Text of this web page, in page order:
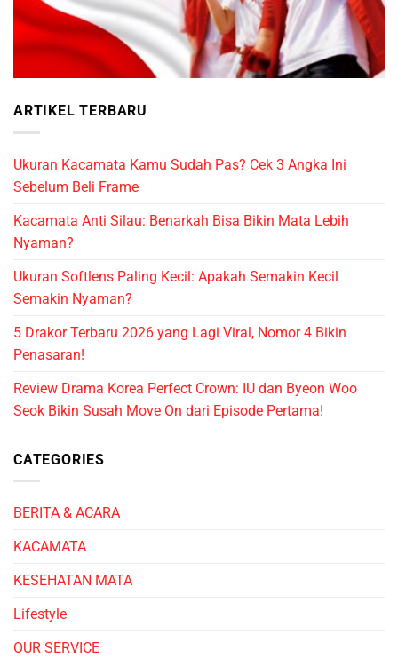
ARTIKEL TERBARU
Ukuran Kacamata Kamu Sudah Pas? Cek 3 Angka Ini
Sebelum Beli Frame
Kacamata Anti Silau: Benarkah Bisa Bikin Mata Lebih
Nyaman?
Ukuran Softlens Paling Kecil: Apakah Semakin Kecil
Semakin Nyaman?
5 Drakor Terbaru 2026 yang Lagi Viral, Nomor 4 Bikin
Penasaran!
Review Drama Korea Perfect Crown: IU dan Byeon Woo
Seok Bikin Susah Move On dari Episode Pertama!
CATEGORIES
BERITA & ACARA
KACAMATA
KESEHATAN MATA
Lifestyle
OUR SERVICE